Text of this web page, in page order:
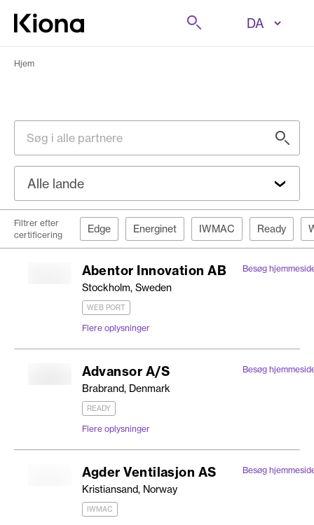
Gå til indhold
Gå til forsiden
Søg på
Hjem
Søg i alle partnere
Alle lande
Filtrer efter
certificering
Edge Energinet IWMAC Ready
Abentor Innovation AB
Stockholm, Sweden
WEB PORT
Flere oplysninger
Besøg
Advansor A/S
Brabrand, Denmark
READY
Flere oplysninger
Besøg
Agder Ventilasjon AS
Kristiansand, Norway
IWMAC
Besøg